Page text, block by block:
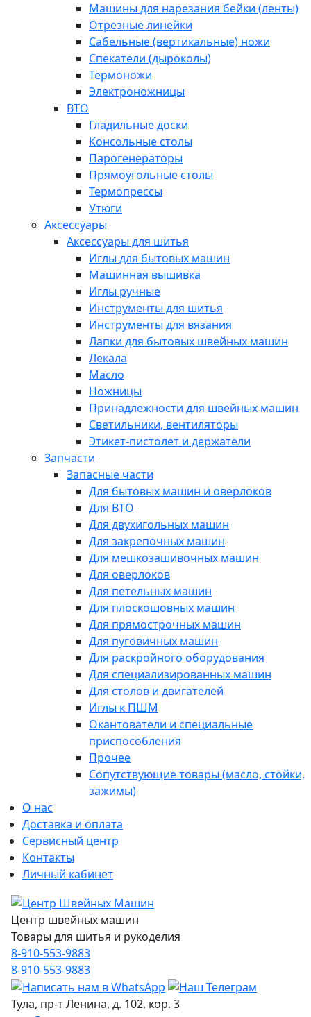
Машины для нарезания бейки (ленты)
Отрезные линейки
Сабельные (вертикальные) ножи
Спекатели (дыроколы)
Термоножи
Электроножницы
ВТО
Гладильные доски
Консольные столы
Парогенераторы
Прямоугольные столы
Термопрессы
Утюги
Аксессуары
Аксессуары для шитья
Иглы для бытовых машин
Машинная вышивка
Иглы ручные
Инструменты для шитья
Инструменты для вязания
Лапки для бытовых швейных машин
Лекала
Масло
Ножницы
Принадлежности для швейных машин
Светильники, вентиляторы
Этикет-пистолет и держатели
Запчасти
Запасные части
Для бытовых машин и оверлоков
Для ВТО
Для двухигольных машин
Для закрепочных машин
Для мешкозашивочных машин
Для оверлоков
Для петельных машин
Для плоскошовных машин
Для прямострочных машин
Для пуговичных машин
Для раскройного оборудования
Для специализированных машин
Для столов и двигателей
Иглы к ПШМ
Окантователи и специальные
приспособления
Прочее
Сопутствующие товары (масло, стойки,
зажимы)
О нас
Доставка и оплата
Сервисный центр
Контакты
Личный кабинет
Центр швейных машин
Товары для шитья и рукоделия
8-910-553-9883
8-910-553-9883
Тула, пр-т Ленина, д. 102, кор. 3